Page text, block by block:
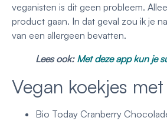
veganisten is dit geen probleem.
product gaan. In dat geval zou ik je
van een allergeen bevatten.
Lees ook: Met deze app kun je
Vegan koekjes
Bio Today Cranberry